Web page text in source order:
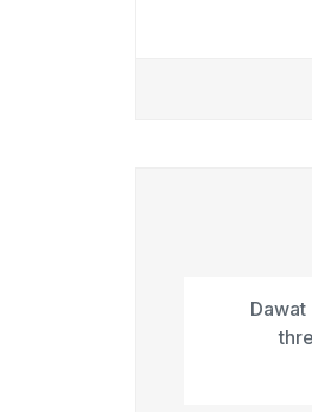
Dawat